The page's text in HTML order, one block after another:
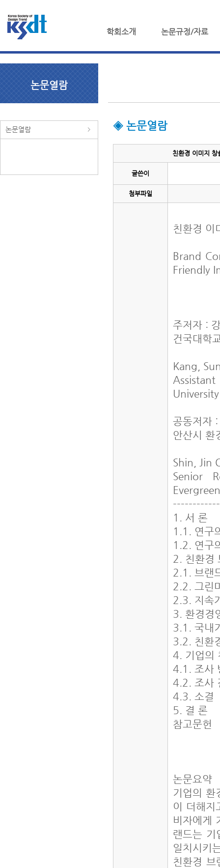
학회소개 논문규정/자료
논문열람
논문열람 ◈ 논문열람
친환경 이미지
글쓴이
첨부파일
친환경 이
Brand
Friendly
주저자 :
건국대학
Kang,
공동저자
안산시 환
Shin, Jin
Senior
1. 서 론
1.1. 연구
1.2. 연구
2. 친환경
2.1. 브랜
2.2. 그린
2.3. 지속
3. 환경경
3.1. 국내
3.2. 친환
4. 기업의
4.1. 조사
4.2. 조사
4.3. 소결
5. 결 론
참고문헌
논문요약
기업의 환
이 더해지
비자에게
랜드는 기
일치시키
친환경 브